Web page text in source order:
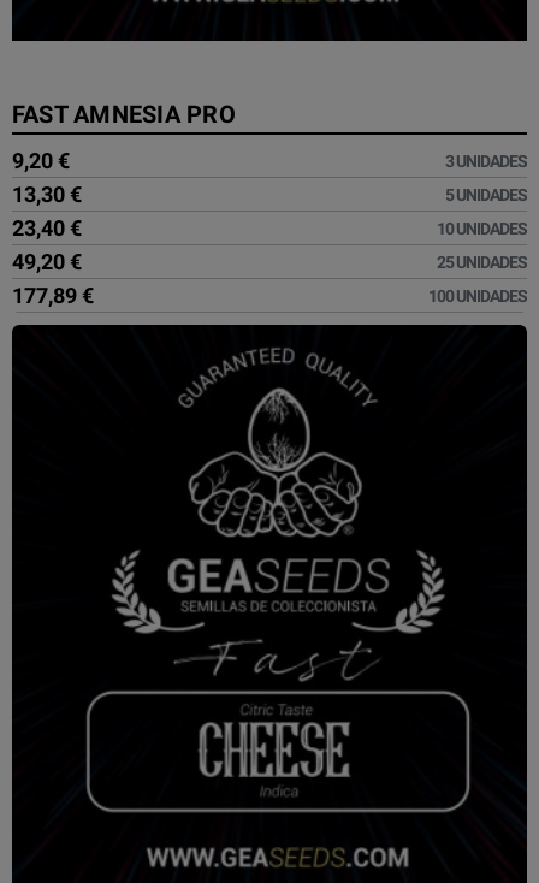
FAST AMNESIA PRO
9,20 € 3 UNIDADES
13,30 € 5 UNIDADES
23,40 € 10 UNIDADES
49,20 € 25 UNIDADES
177,89 € 100 UNIDADES